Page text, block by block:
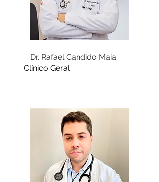
Dr. Rafael Candido Maia
Clínico Geral